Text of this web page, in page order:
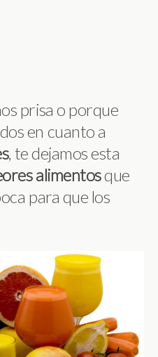
prisa o porque
en cuanto a
, te dejamos esta
alimentosque
para que los